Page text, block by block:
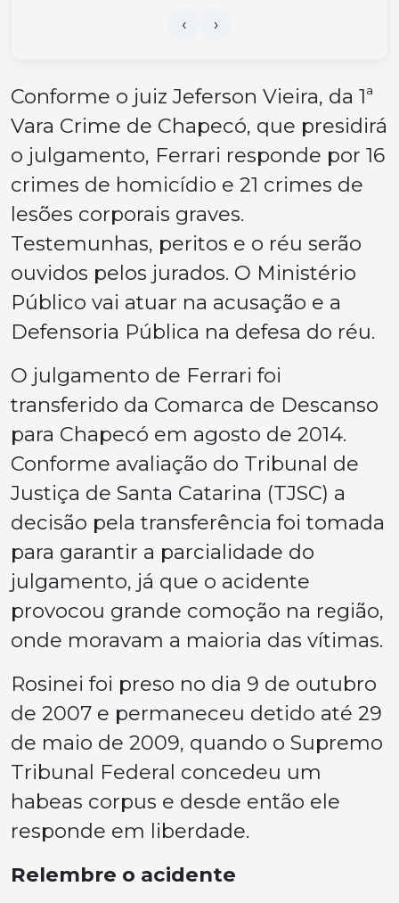
Conforme o juiz Jeferson Vieira, da 1ª
Vara Crime de Chapecó, que presidirá
o julgamento, Ferrari responde por 16
crimes de homicídio e 21 crimes de
lesões corporais graves.
Testemunhas, peritos e o réu serão
ouvidos pelos jurados. O Ministério
Público vai atuar na acusação e a
Defensoria Pública na defesa do réu.
O julgamento de Ferrari foi
transferido da Comarca de Descanso
para Chapecó em agosto de 2014.
Conforme avaliação do Tribunal de
Justiça de Santa Catarina (TJSC) a
decisão pela transferência foi tomada
para garantir a parcialidade do
julgamento, já que o acidente
provocou grande comoção na região,
onde moravam a maioria das vítimas.
Rosinei foi preso no dia 9 de outubro
de 2007 e permaneceu detido até 29
de maio de 2009, quando o Supremo
Tribunal Federal concedeu um
habeas corpus e desde então ele
responde em liberdade.
Relembre o acidente